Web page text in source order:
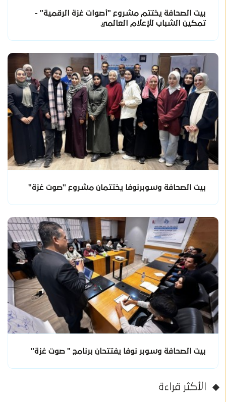
بيت الصحافة يختتم مشروع "أصوات غزة الرقمية" -
تمكين الشباب للإعلام العالمي
بيت الصحافة وسوبرنوفا يختتمان مشروع "صوت غزة"
بيت الصحافة وسوبر نوفا يفتتحان برنامج " صوت غزة"
الأكثر قراءة